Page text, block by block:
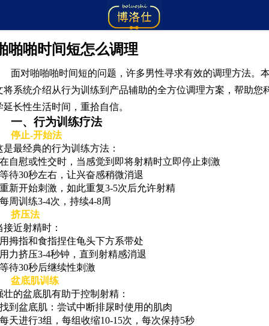
啪啪时间短怎么调理
面对啪啪啪时间短的问题，许多男性寻求有效的调理方法。
将系统介绍从行为训练到产品辅助的全方位调理方案，帮助您
延长性生活时间，重拾自信。
一、行为训练疗法
停止-开始法
是最经典的行为训练方法：
自慰或性交时，当感觉到即将射精时立即停止刺激
待30秒左右，让兴奋感稍微消退
新开始刺激，如此重复3-5次后允许射精
周训练3-4次，持续4-8周
挤压法
接近射精时：
拇指和食指捏住龟头下方系带处
力挤压3-4秒钟，直到射精感消退
待30秒后继续性刺激
盆底肌训练
壮的盆底肌有助于控制射精：
到盆底肌：尝试中断排尿时使用的肌肉
天进行3组，每组收缩10-15次，每次保持5秒